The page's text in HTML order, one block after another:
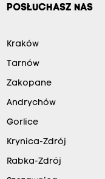
POSŁUCHASZ NAS
Kraków
Tarnów
Zakopane
Andrychów
Gorlice
Krynica-Zdrój
Rabka-Zdrój